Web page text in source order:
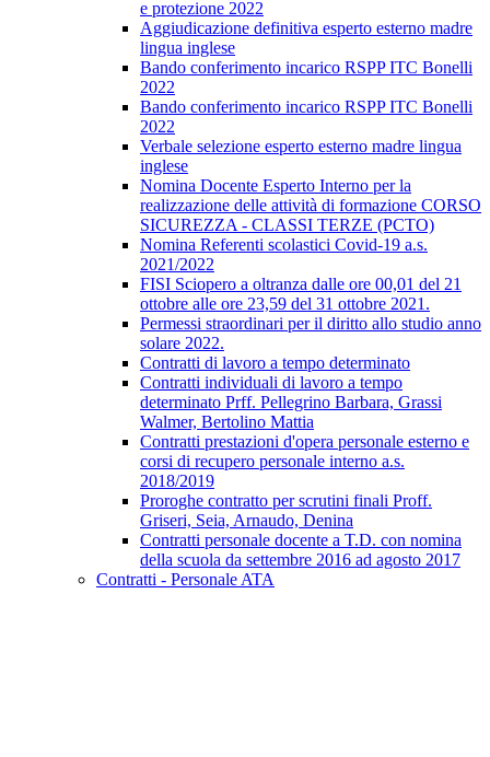
e protezione 2022
Aggiudicazione definitiva esperto esterno madre
lingua inglese
Bando conferimento incarico RSPP ITC Bonelli
2022
Bando conferimento incarico RSPP ITC Bonelli
2022
Verbale selezione esperto esterno madre lingua
inglese
Nomina Docente Esperto Interno per la
realizzazione delle attività di formazione CORSO
SICUREZZA - CLASSI TERZE (PCTO)
Nomina Referenti scolastici Covid-19 a.s.
2021/2022
FISI Sciopero a oltranza dalle ore 00,01 del 21
ottobre alle ore 23,59 del 31 ottobre 2021.
Permessi straordinari per il diritto allo studio anno
solare 2022.
Contratti di lavoro a tempo determinato
Contratti individuali di lavoro a tempo
determinato Prff. Pellegrino Barbara, Grassi
Walmer, Bertolino Mattia
Contratti prestazioni d'opera personale esterno e
corsi di recupero personale interno a.s.
2018/2019
Proroghe contratto per scrutini finali Proff.
Griseri, Seia, Arnaudo, Denina
Contratti personale docente a T.D. con nomina
della scuola da settembre 2016 ad agosto 2017
Contratti - Personale ATA